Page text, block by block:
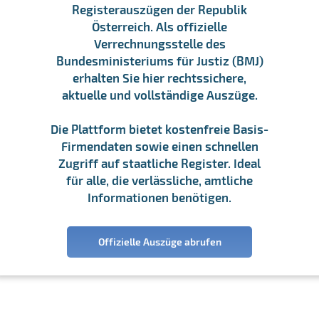
Registerauszügen der Republik
Österreich. Als offizielle
Verrechnungsstelle des
Bundesministeriums für Justiz (BMJ)
erhalten Sie hier rechtssichere,
aktuelle und vollständige Auszüge.
Die Plattform bietet kostenfreie Basis-
Firmendaten sowie einen schnellen
Zugriff auf staatliche Register. Ideal
für alle, die verlässliche, amtliche
Informationen benötigen.
Offizielle Auszüge abrufen